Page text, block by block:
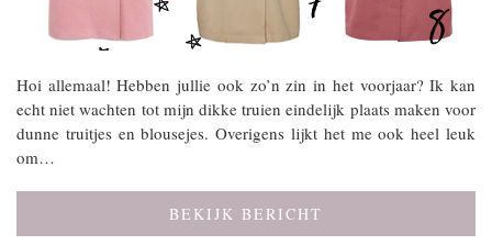
Hoi allemaal! Hebben jullie ook zo’n zin in het voorjaar? Ik kan
echt niet wachten tot mijn dikke truien eindelijk plaats maken voor
dunne truitjes en blousejes. Overigens lijkt het me ook heel leuk
om…
BEKIJK BERICHT